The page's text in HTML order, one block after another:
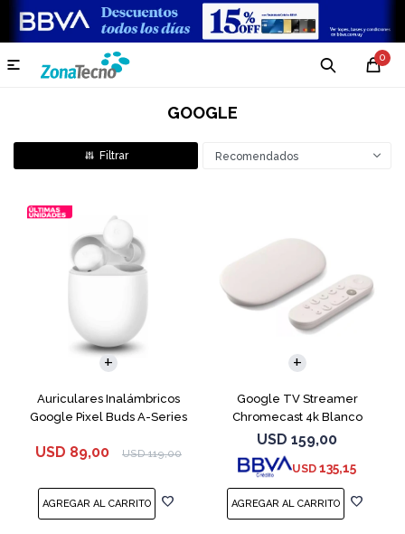
0

GOOGLE
Recomendados
Auriculares Inalámbricos
Google Pixel Buds A-Series
USD 89,00 USD 119,00
Google TV Streamer
Chromecast 4k Blanco
USD 159,00
USD 135,15